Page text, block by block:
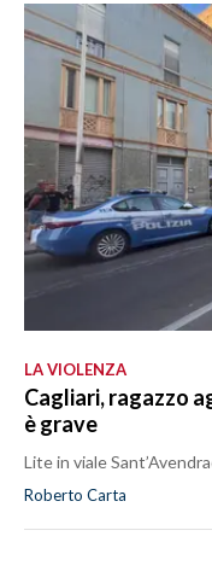
LA VIOLENZA
Cagliari, ragazzo
è grave
Lite in viale
Roberto Carta